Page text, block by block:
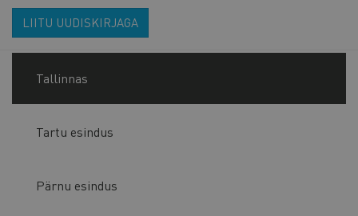
LIITU UUDISKIRJAGA
Tallinnas
Tartu esindus
Pärnu esindus